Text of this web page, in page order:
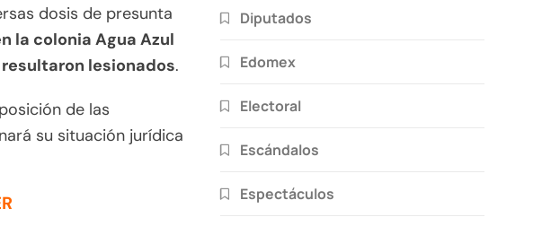
dosis de presunta
la colonia Agua Azul
lesionados.
de las
su situación jurídica
Diputados
Edomex
Electoral
Escándalos
Espectáculos